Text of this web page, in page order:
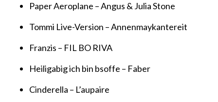
Paper Aeroplane – Angus & Julia Stone
Tommi Live-Version – Annenmaykantereit
Franzis – FIL BO RIVA
Heiligabig ich bin bsoffe – Faber
Cinderella – L’aupaire